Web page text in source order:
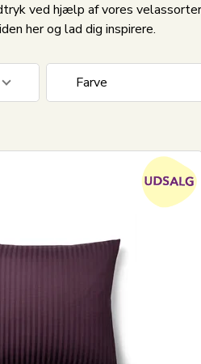
ved hjælp af vores
her og lad dig inspirere.
Farve